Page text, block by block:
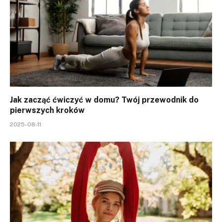
Jak zacząć ćwiczyć w domu? Twój przewodnik do
pierwszych kroków
2025-08-11